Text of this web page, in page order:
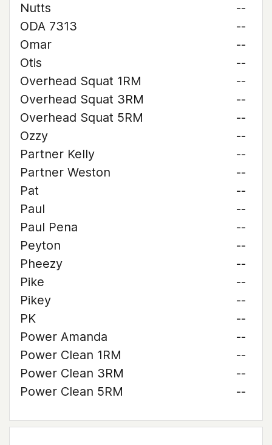
Nutts
--
ODA 7313
--
Omar
--
Otis
--
Overhead Squat 1RM
--
Overhead Squat 3RM
--
Overhead Squat 5RM
--
Ozzy
--
Partner Kelly
--
Partner Weston
--
Pat
--
Paul
--
Paul Pena
--
Peyton
--
Pheezy
--
Pike
--
Pikey
--
PK
--
Power Amanda
--
Power Clean 1RM
--
Power Clean 3RM
--
Power Clean 5RM
--